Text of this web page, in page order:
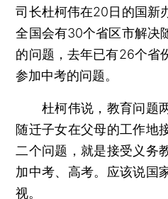
司长杜柯伟在20日的国新
全国会有30个省区市解决
的问题，去年已有26个省
参加中考的问题。
杜柯伟说，教育问题
随迁子女在父母的工作地
二个问题，就是接受义务
加中考、高考。应该说国
视。